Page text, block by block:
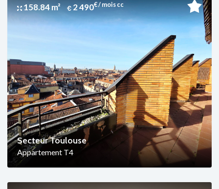
158.84 m² 2 490€ / mois cc
Secteur Toulouse
Appartement T4